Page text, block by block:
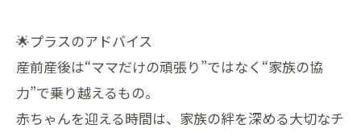
🌟プラスのアドバイス
産前産後は“ママだけの頑張り”ではなく“家族の協
力”で乗り越えるもの。
赤ちゃんを迎える時間は、家族の絆を深める大切なチ